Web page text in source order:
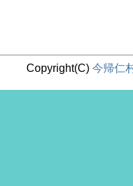
Copyright(C)今帰仁